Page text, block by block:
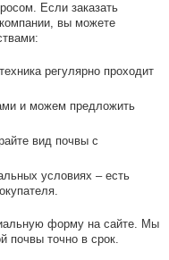
Если заказать
вы можете
регулярно проходит
и можем предложить
вид почвы с
условиях – есть
форму на сайте. Мы
почвы точно в срок.